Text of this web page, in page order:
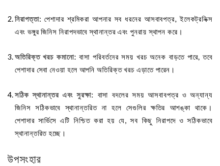
নিরাপত্তা: পেশাদার শ্রমিকরা আপনার সব ধরনের আসবাবপত্র, ইলেকট্রনিক্স
এবং ভঙ্গুর জিনিস নিরাপদভাবে স্থানান্তর এবং পুনরায় স্থাপন করে।
অতিরিক্ত খরচ কমানো: বাসা পরিবর্তনের সময় খরচ অনেক বাড়তে পারে, তবে
পেশাদার সেবা নেওয়া হলে আপনি অতিরিক্ত খরচ এড়াতে পারেন।
সঠিক স্থানান্তর এবং সুরক্ষা: বাসা বদলের সময় আসবাবপত্র ও অন্যান্য
জিনিস সঠিকভাবে স্থানান্তরিত না হলে সেগুলির ক্ষতির আশঙ্কা থাকে।
পেশাদার সার্ভিসে এটি নিশ্চিত করা হয় যে, সব কিছু নিরাপদে ও সঠিকভাবে
স্থানান্তরিত হচ্ছে।
উপসংহার